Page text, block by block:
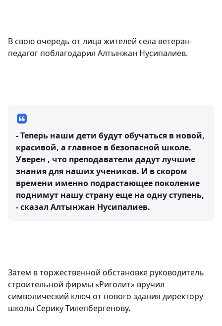
В свою очередь от лица жителей села ветеран-
педагог поблагодарил Алтынжан Нусипалиев.
- Теперь наши дети будут обучаться в новой,
красивой, а главное в безопасной школе.
Уверен , что преподаватели дадут лучшие
знания для наших учеников. И в скором
времени именно подрастающее поколение
поднимут нашу страну еще на одну ступень,
- сказал Алтынжан Нусипалиев.
Затем в торжественной обстановке руководитель
строительной фирмы «Риголит» вручил
символический ключ от нового здания директору
школы Серику Тилепбергенову.